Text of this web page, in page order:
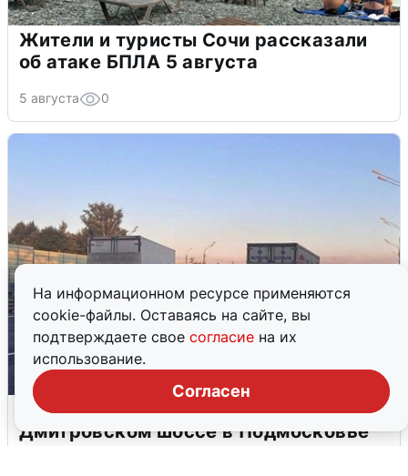
На информационном ресурсе применяются
cookie-файлы. Оставаясь на сайте, вы
подтверждаете свое согласие на их
использование.
Согласен
Жители и туристы Сочи рассказали
об атаке БПЛА 5 августа
5 августа 0
Пять машин столкнулись на
Дмитровском шоссе в Подмосковье